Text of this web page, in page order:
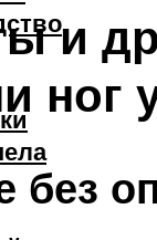
и
ног
без